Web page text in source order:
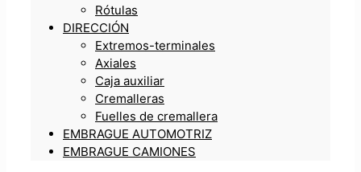
Rótulas
DIRECCIÓN
Extremos-terminales
Axiales
Caja auxiliar
Cremalleras
Fuelles de cremallera
EMBRAGUE AUTOMOTRIZ
EMBRAGUE CAMIONES